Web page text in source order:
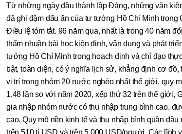
Từ những ngày đầu thành lập Đảng, những văn
đã ghi đậm dấu ấn của tư tưởng Hồ Chí Minh
Điều lệ tóm tắt. 96 năm qua, nhất là trong 40 năm
thấm nhuần bài học kiên định, vận dụng và phát
tưởng Hồ Chí Minh trong hoạch định và chỉ đạo
bật, toàn diện, có ý nghĩa lịch sử, khẳng định cơ
vị trí trong nhóm 20 nước nghèo nhất thế giới, quy
1,48 lần so với năm 2020, xếp thứ 32 trên thế giới,
gia nhập nhóm nước có thu nhập trung bình cao,
cao. Quy mô nền kinh tế và thu nhập bình quân
trên 510 tỉ USD và trên 5.000 USD/người. Các lĩnh